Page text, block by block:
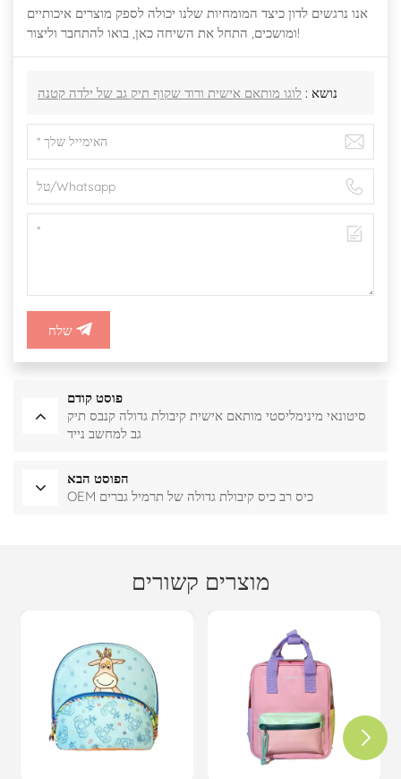
אנו נרגשים לדון כיצד המומחיות שלנו יכולה לספק מוצרים איכותיים
ומושכים, התחל את השיחה כאן, בואו להתחבר וליצור!
נושא : לוגו מותאם אישית ורוד שקוף תיק גב של ילדה קטנה
שלח
פוסט קודם
סיטונאי מינימליסטי מותאם אישית קיבולת גדולה קנבס תיק
גב למחשב נייד
הפוסט הבא
OEM כיס רב כיס קיבולת גדולה של תרמיל גברים
מוצרים קשורים